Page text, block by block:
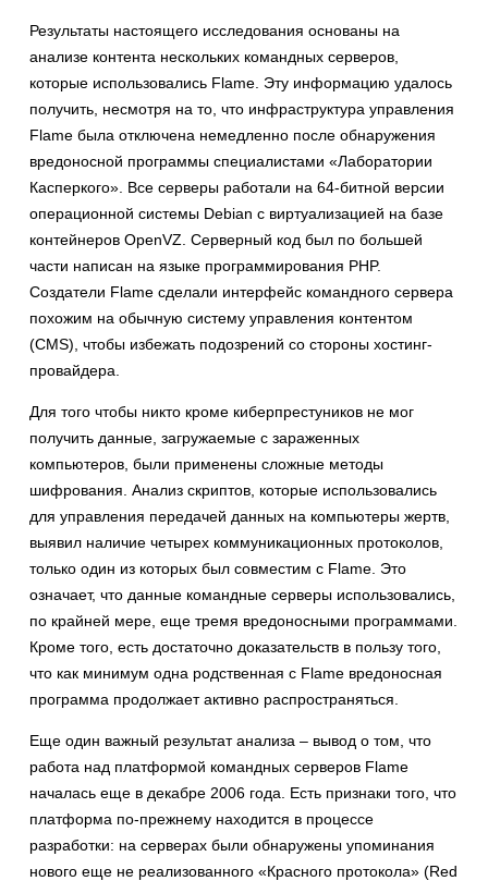
Результаты настоящего исследования основаны на
анализе контента нескольких командных серверов,
которые использовались Flame. Эту информацию удалось
получить, несмотря на то, что инфраструктура управления
Flame была отключена немедленно после обнаружения
вредоносной программы специалистами «Лаборатории
Касперкого». Все серверы работали на 64-битной версии
операционной системы Debian с виртуализацией на базе
контейнеров OpenVZ. Серверный код был по большей
части написан на языке программирования PHP.
Создатели Flame сделали интерфейс командного сервера
похожим на обычную систему управления контентом
(CMS), чтобы избежать подозрений со стороны хостинг-
провайдера.
Для того чтобы никто кроме киберпрестуников не мог
получить данные, загружаемые с зараженных
компьютеров, были применены сложные методы
шифрования. Анализ скриптов, которые использовались
для управления передачей данных на компьютеры жертв,
выявил наличие четырех коммуникационных протоколов,
только один из которых был совместим с Flame. Это
означает, что данные командные серверы использовались,
по крайней мере, еще тремя вредоносными программами.
Кроме того, есть достаточно доказательств в пользу того,
что как минимум одна родственная с Flame вредоносная
программа продолжает активно распространяться.
Еще один важный результат анализа – вывод о том, что
работа над платформой командных серверов Flame
началась еще в декабре 2006 года. Есть признаки того, что
платформа по-прежнему находится в процессе
разработки: на серверах были обнаружены упоминания
нового еще не реализованного «Красного протокола» (Red